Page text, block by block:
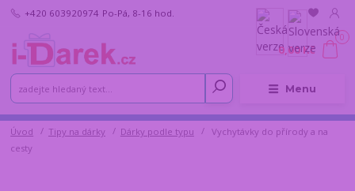
Menu
+420 603920974 Po-Pá, 8-16 hod.
0
0,00 Kč
Úvod Tipy na dárky Dárky podle typu
Vychytávky do přírody a na
cesty